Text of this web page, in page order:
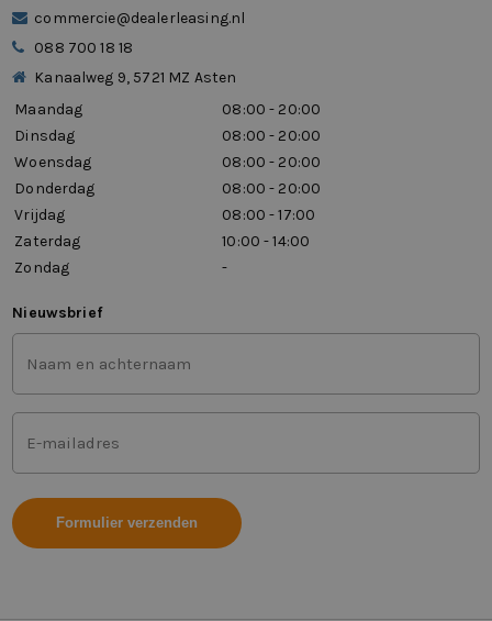
commercie@dealerleasing.nl
088 700 18 18
Kanaalweg 9, 5721 MZ Asten
Maandag
08:00 - 20:00
Dinsdag
08:00 - 20:00
Woensdag
08:00 - 20:00
Donderdag
08:00 - 20:00
Vrijdag
08:00 - 17:00
Zaterdag
10:00 - 14:00
Zondag
-
Nieuwsbrief
Voor-
en
achternaam
(Vereist)
Mailadres
(Vereist)